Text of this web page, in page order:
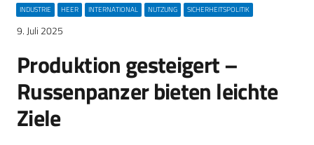
INDUSTRIE HEER INTERNATIONAL NUTZUNG SICHERHEITSPOLITIK
9. Juli 2025
Produktion gesteigert –
Russenpanzer bieten leichte
Ziele